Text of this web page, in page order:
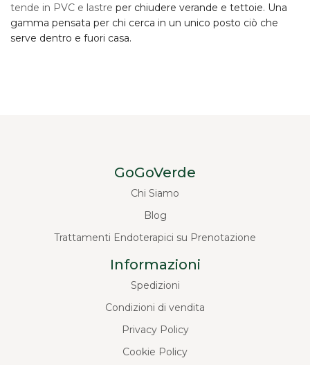
tende in PVC e lastre per chiudere verande e tettoie. Una
gamma pensata per chi cerca in un unico posto ciò che
serve dentro e fuori casa.
GoGoVerde
Chi Siamo
Blog
Trattamenti Endoterapici su Prenotazione
Informazioni
Spedizioni
Condizioni di vendita
Privacy Policy
Cookie Policy